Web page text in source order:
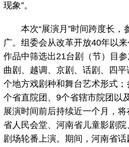
现象”。
本次“展演月”时间跨度长，
广。组委会从改革开放40年以
作品中筛选出21台剧（节）目参
曲剧、越调、京剧、话剧、四
个地方戏剧种和舞台艺术形式
个省直院团、9个省辖市院团以
展演时间前后持续近一个月，
省人民会堂、河南省儿童影剧
剧场轮番上演。期间，河南省